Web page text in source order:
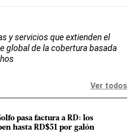
y servicios que extienden el
global de la cobertura basada
Ver todos
pasa factura a RD: los
hasta RD$51 por galón